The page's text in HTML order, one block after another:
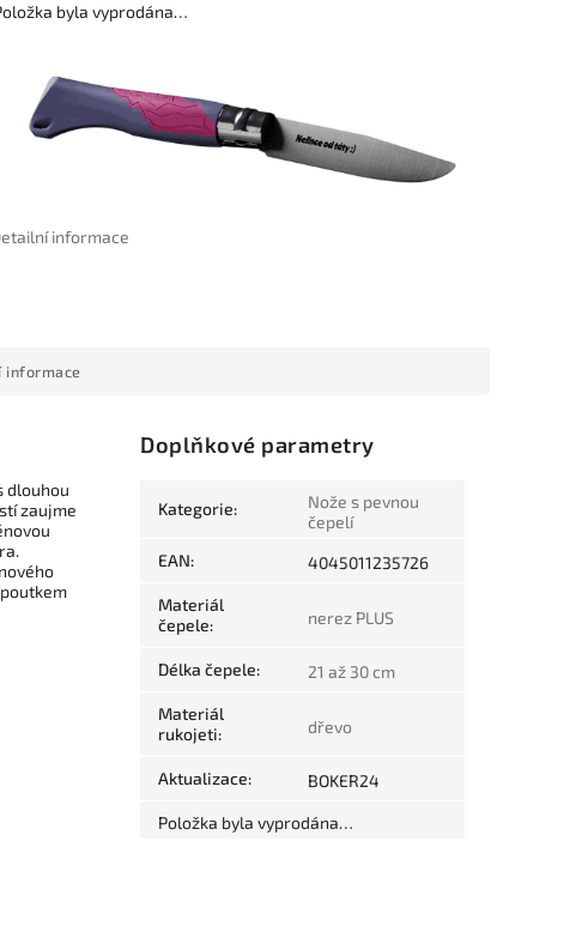
byla vyprodána…
informace
informace
dlouhou
zaujme
Doplňkové parametry
Kategorie:
Nože s pevnou
čepelí
EAN: 4045011235726
Materiál
čepele: nerez PLUS
Délka čepele: 21 až 30 cm
Materiál
rukojeti: dřevo
Aktualizace: BOKER24
Položka byla vyprodána…